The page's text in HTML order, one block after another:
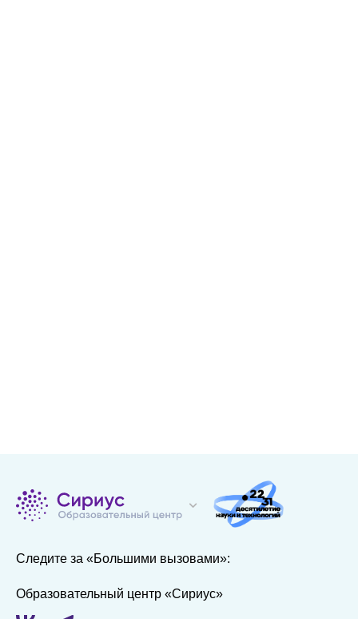
Следите за «Большими вызовами»:
Образовательный центр «Сириус»